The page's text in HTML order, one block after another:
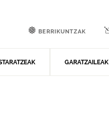
GARATZAILEAK
BERRIKUNTZAK